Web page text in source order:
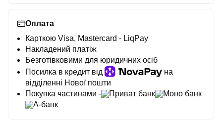
Оплата
Карткою Visa, Mastercard - LiqPay
Накладений платіж
Безготівковими для юридичних осіб
Посилка в кредит від
на
відділенні Нової пошти
Покупка частинами -
Приват банк
Моно банк
А-банк